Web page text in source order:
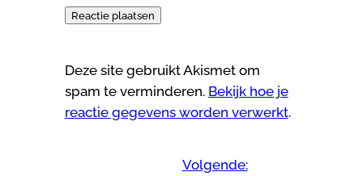
Deze site gebruikt Akismet om
spam te verminderen. Bekijk hoe je
reactie gegevens worden verwerkt.
Volgende: